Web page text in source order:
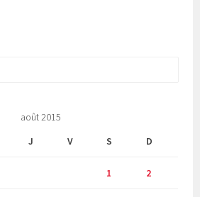
août 2015
J V S D
1 2